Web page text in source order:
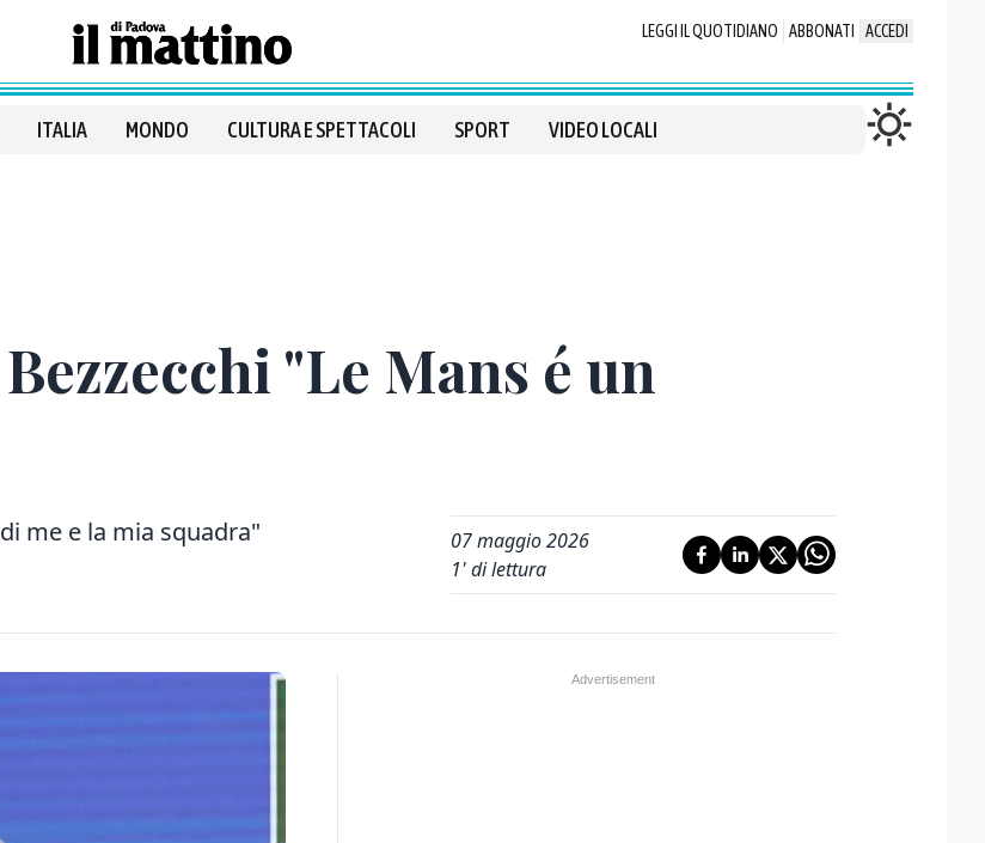
LEGGI IL QUOTIDIANO ABBONATI ACCEDI
ITALIA MONDO CULTURA E SPETTACOLI SPORT VIDEO LOCALI
"Le Mans é un
me e la mia squadra"
07 maggio 2026
1' di lettura